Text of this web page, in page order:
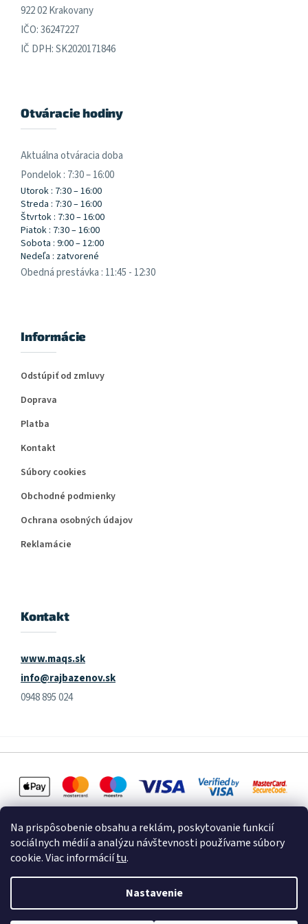
Na prispôsobenie obsahu a reklám, poskytovanie funkcií
sociálnych médií a analýzu návštevnosti používame súbory
cookie. Viac informáciítu.
Nastavenie
922 02 Krakovany
IČO: 36247227
IČ DPH: SK2020171846
Otváracie hodiny
Aktuálna otváracia doba
Pondelok : 7:30 – 16:00
Utorok : 7:30 – 16:00
Streda : 7:30 – 16:00
Štvrtok : 7:30 – 16:00
Piatok : 7:30 – 16:00
Sobota : 9:00 – 12:00
Nedeľa : zatvorené
Obedná prestávka : 11:45 - 12:30
Informácie
Odstúpiť od zmluvy
Doprava
Platba
Kontakt
Súbory cookies
Obchodné podmienky
Ochrana osobných údajov
Reklamácie
Kontakt
www.maqs.sk
info@rajbazenov.sk
0948 895 024